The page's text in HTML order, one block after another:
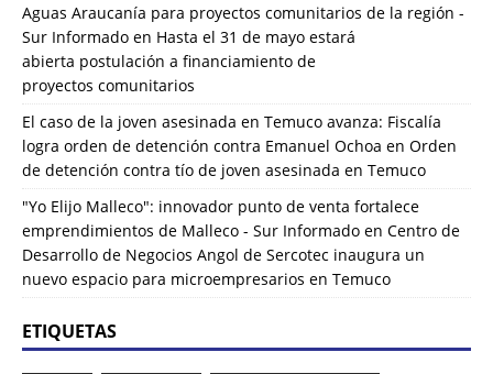
Aguas Araucanía para proyectos comunitarios de la región -
Sur Informado en Hasta el 31 de mayo estará
abierta postulación a financiamiento de
proyectos comunitarios
El caso de la joven asesinada en Temuco avanza: Fiscalía
logra orden de detención contra Emanuel Ochoa en Orden
de detención contra tío de joven asesinada en Temuco
"Yo Elijo Malleco": innovador punto de venta fortalece
emprendimientos de Malleco - Sur Informado en Centro de
Desarrollo de Negocios Angol de Sercotec inaugura un
nuevo espacio para microempresarios en Temuco
ETIQUETAS